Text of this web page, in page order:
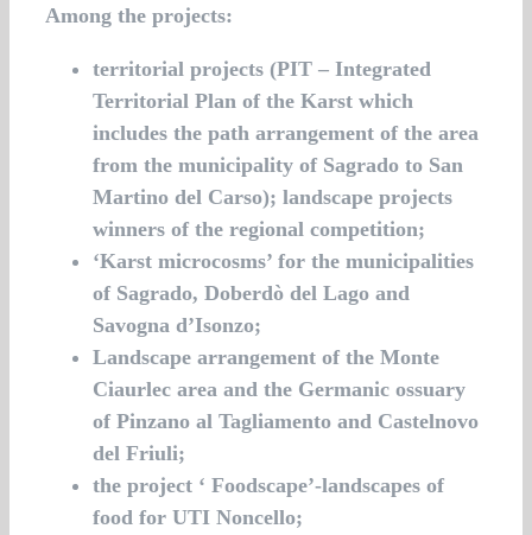
Among the projects:
territorial projects (PIT – Integrated
Territorial Plan of the Karst which
includes the path arrangement of the area
from the municipality of Sagrado to San
Martino del Carso); landscape projects
winners of the regional competition;
‘Karst microcosms’ for the municipalities
of Sagrado, Doberdò del Lago and
Savogna d’Isonzo;
Landscape arrangement of the Monte
Ciaurlec area and the Germanic ossuary
of Pinzano al Tagliamento and Castelnovo
del Friuli;
the project ‘ Foodscape’-landscapes of
food for UTI Noncello;